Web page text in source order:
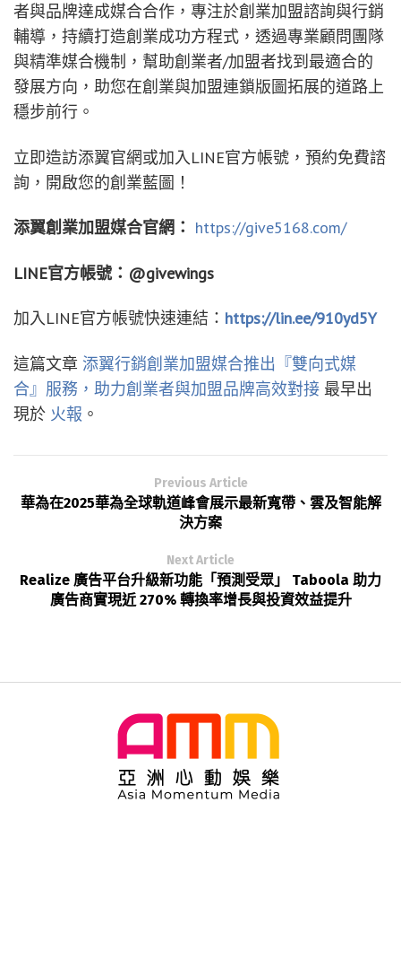
者與品牌達成媒合合作，專注於創業加盟諮詢與行銷
輔導，持續打造創業成功方程式，透過專業顧問團隊
與精準媒合機制，幫助創業者/加盟者找到最適合的
發展方向，助您在創業與加盟連鎖版圖拓展的道路上
穩步前行。
立即造訪添翼官網或加入LINE官方帳號，預約免費諮
詢，開啟您的創業藍圖！
添翼創業加盟媒合官網： https://give5168.com/
LINE官方帳號：@givewings
加入LINE官方帳號快速連結： https://lin.ee/910yd5Y
這篇文章 添翼行銷創業加盟媒合推出『雙向式媒
合』服務，助力創業者與加盟品牌高效對接 最早出
現於 火報 。
Previous Article
華為在2025華為全球軌道峰會展示最新寬帶、雲及智能解
決方案
Next Article
Realize 廣告平台升級新功能「預測受眾」 Taboola 助力
廣告商實現近 270% 轉換率增長與投資效益提升